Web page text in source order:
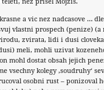
a vic nez nadcasove …
vlastni prospech (penize)
zvirata, lidi i dusi
meli, mohli uzivat
mohl dostat obsah jejich
vsechny kolegy ‚soudruhy‘
osobni rust – ponizoval